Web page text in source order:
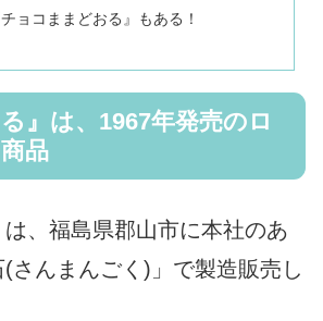
ョコままどおる』もある！
』は、1967年発売のロ
品
は、福島県郡山市に本社のあ
さんまんごく)」で製造販売し